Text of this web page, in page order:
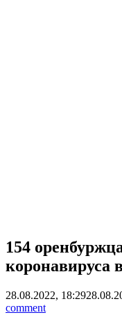
154
коронавируса
28.08.2022, 18:29
comment